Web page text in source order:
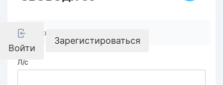
Войти
Зарегистироваться
Реквизиты компании
Л/с